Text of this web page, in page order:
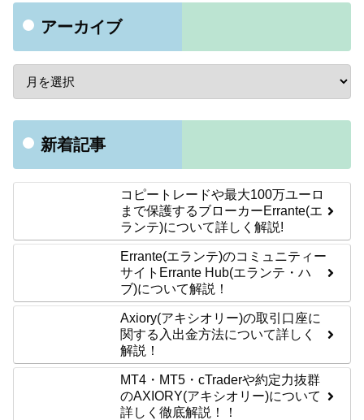
アーカイブ
新着記事
コピートレードや最大100万ユーロ
まで保護するブローカーErrante(エ
ランテ)について詳しく解説!
Errante(エランテ)のコミュニティー
サイトErrante Hub(エランテ・ハ
ブ)について解説！
Axiory(アキシオリー)の取引口座に
関する入出金方法について詳しく
解説！
MT4・MT5・cTraderや約定力抜群
のAXIORY(アキシオリー)について
詳しく徹底解説！！